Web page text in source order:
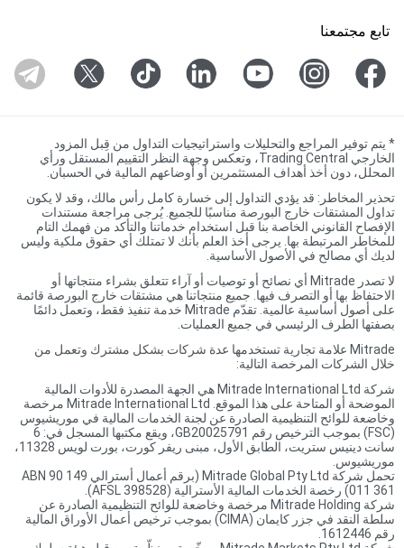
تابع مجتمعنا
* يتم توفير المراجع والتحليلات واستراتيجيات التداول من قِبل المزود
الخارجي Trading Central، وتعكس وجهة النظر التقييم المستقل ورأي
المحلل، دون أخذ أهداف المستثمرين أو أوضاعهم المالية في الحسبان.
تحذير المخاطر: قد يؤدي التداول إلى خسارة كامل رأس مالك، وقد لا يكون
تداول المشتقات خارج البورصة مناسبًا للجميع. يُرجى مراجعة مستندات
الإفصاح القانوني الخاصة بنا قبل استخدام خدماتنا والتأكد من فهمك التام
للمخاطر المرتبطة بها. يرجى أخذ العلم بأنك لا تمتلك أي حقوق ملكية وليس
لديك أي مصالح في الأصول الأساسية.
لا تصدر Mitrade أي نصائح أو توصيات أو آراء تتعلق بشراء منتجاتها أو
الاحتفاظ بها أو التصرف فيها. جميع منتجاتنا هي مشتقات خارج البورصة قائمة
على أصول أساسية عالمية. تقدّم Mitrade خدمة تنفيذ فقط، وتعمل دائمًا
بصفتها الطرف الرئيسي في جميع العمليات.
Mitrade علامة تجارية تستخدمها عدة شركات بشكل مشترك وتعمل من
خلال الشركات المرخصة التالية:
شركة Mitrade International Ltd هي الجهة المصدرة للأدوات المالية
الموضحة أو المتاحة على هذا الموقع. Mitrade International Ltd مرخصة
وخاضعة للوائح التنظيمية الصادرة عن لجنة الخدمات المالية في موريشيوس
(FSC) بموجب الترخيص رقم GB20025791، ويقع مكتبها المسجل في: 6
سانت دينيس ستريت، الطابق الأول، مبنى ريفر كورت، بورت لويس 11328،
موريشيوس.
تحمل شركة Mitrade Global Pty Ltd (برقم أعمال أسترالي ABN 90 149
011 361) رخصة الخدمات المالية الأسترالية (AFSL 398528).
شركة Mitrade Holding مرخصة وخاضعة للوائح التنظيمية الصادرة عن
سلطة النقد في جزر كايمان (CIMA) بموجب ترخيص أعمال الأوراق المالية
رقم 1612446.